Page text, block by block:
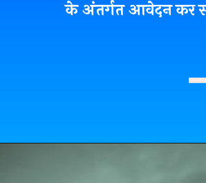
के अंतर्गत आवेदन कर